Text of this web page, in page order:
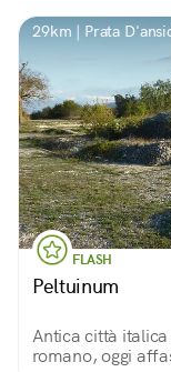
29km | Prata
FLASH
Peltuinum
Antica città
romano, oggi